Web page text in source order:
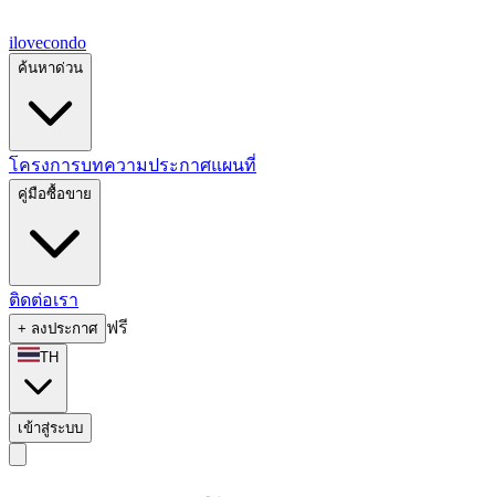
ilovecondo
ค้นหาด่วน
โครงการบทความประกาศแผนที่
คู่มือซื้อขาย
ติดต่อเรา
+ ลงประกาศ ฟรี
TH
เข้าสู่ระบบ